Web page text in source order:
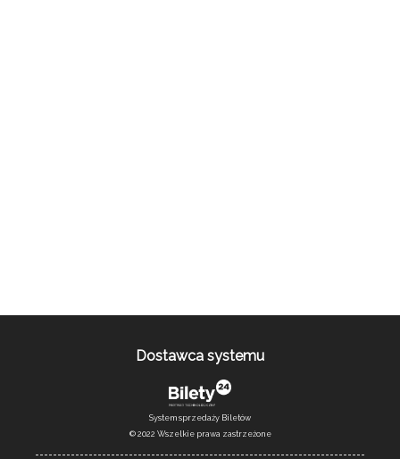
Dostawca systemu
System sprzedaży Biletów
© 2022 Wszelkie prawa zastrzeżone